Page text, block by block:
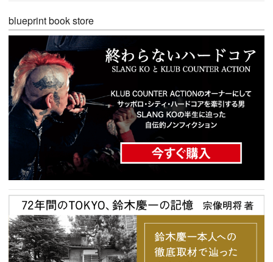
blueprint book store